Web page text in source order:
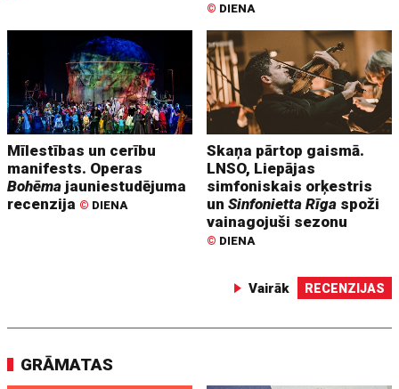
© DIENA
Mīlestības un cerību
manifests. Operas
Bohēma jauniestudējuma
recenzija © DIENA
Skaņa pārtop gaismā.
LNSO, Liepājas
simfoniskais orķestris
unSinfonietta Rīga spoži
vainagojuši sezonu
© DIENA
Vairāk RECENZIJAS
GRĀMATAS